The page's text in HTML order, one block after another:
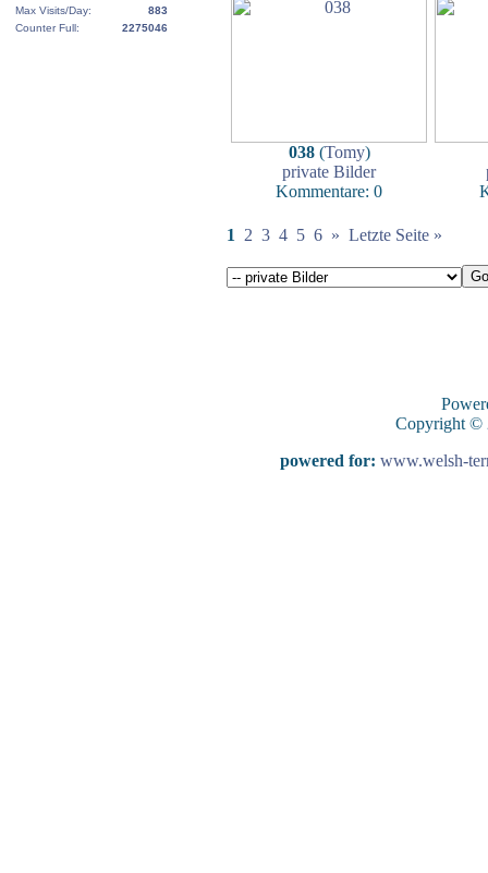
Max Visits/Day:
883
Counter Full:
2275046
038(Tomy)
private Bilder
Kommentare: 0
1 2 3 4 5 6 » Letzte Seite »
Copyright ©
powered for: www.welsh-